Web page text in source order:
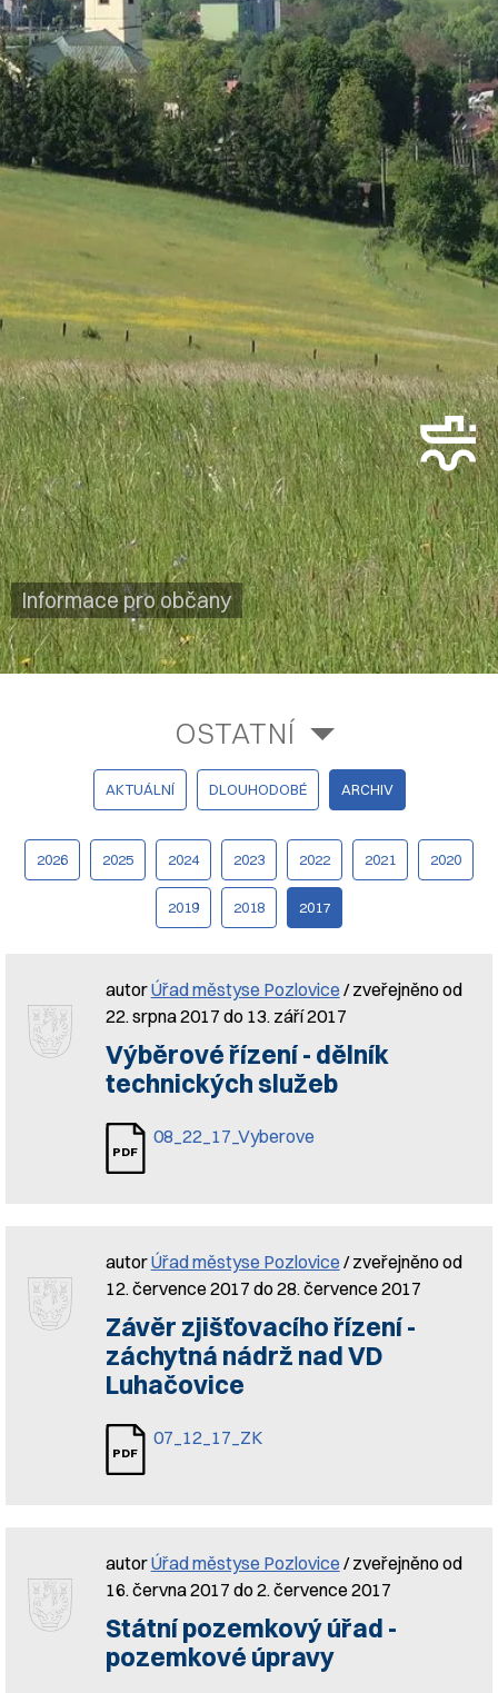
Informace pro občany
OSTATNÍ
AKTUÁLNÍ DLOUHODOBÉ ARCHIV
2026 2025 2024 2023 2022 2021 2020
2019 2018 2017
autorÚřad městyse Pozlovice / zveřejněno od
22. srpna 2017 do 13. září 2017
Výběrové řízení - dělník
technických služeb
08_22_17_Vyberove
autorÚřad městyse Pozlovice / zveřejněno od
12. července 2017 do 28. července 2017
Závěr zjišťovacího řízení -
záchytná nádrž nad VD
Luhačovice
07_12_17_ZK
autorÚřad městyse Pozlovice / zveřejněno od
16. června 2017 do 2. července 2017
Státní pozemkový úřad -
pozemkové úpravy